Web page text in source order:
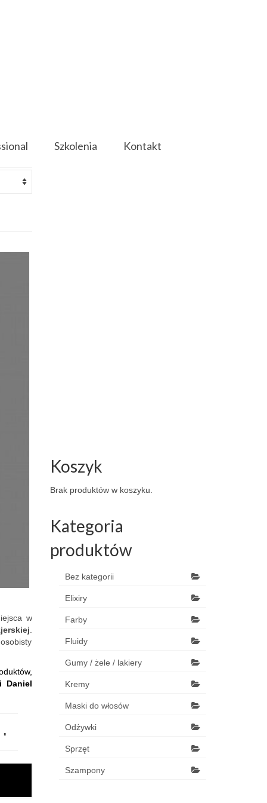
Szkolenia Kontakt
w
.
Daniel
Koszyk
Brak produktów w koszyku.
Kategoria
produktów
Bez kategorii
Elixiry
Farby
Fluidy
Gumy / żele / lakiery
Kremy
Maski do włosów
Odżywki
Sprzęt
Szampony